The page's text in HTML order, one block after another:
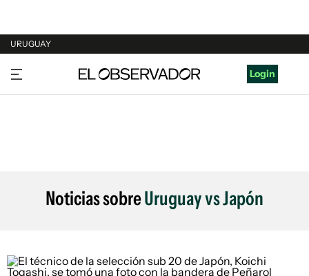
URUGUAY
URUGUAY
ARGENTINA
Login
Noticias sobreUruguay vs Japón